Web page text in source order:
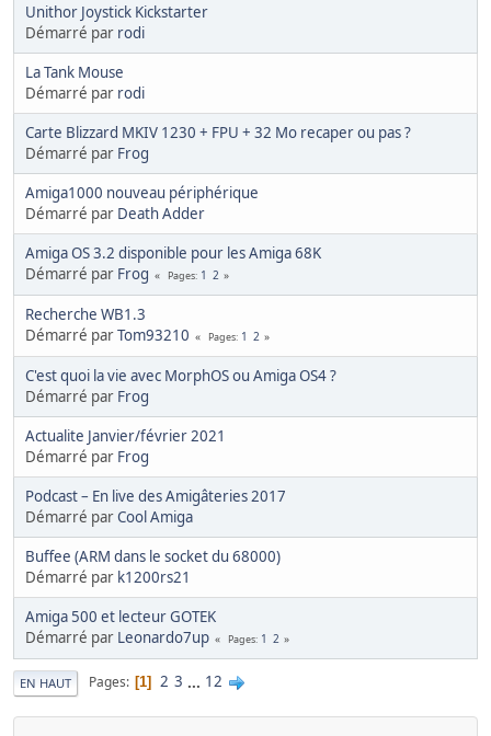
Unithor Joystick Kickstarter
Démarré par rodi
La Tank Mouse
Démarré par rodi
Carte Blizzard MKIV 1230 + FPU + 32 Mo recaper ou pas ?
Démarré par Frog
Amiga1000 nouveau périphérique
Démarré par Death Adder
Amiga OS 3.2 disponible pour les Amiga 68K
Démarré par Frog Pages 1 2
Recherche WB1.3
Démarré parTom93210 Pages 1 2
C'est quoi la vie avec MorphOS ou Amiga OS4 ?
Démarré par Frog
Actualite Janvier/février 2021
Démarré par Frog
Podcast – En live des Amigâteries 2017
Démarré parCool Amiga
Buffee (ARM dans le socket du 68000)
Démarré par k1200rs21
Amiga 500 et lecteur GOTEK
Démarré par Leonardo7up Pages 1 2
EN HAUT Pages 1 2 3 ... 12